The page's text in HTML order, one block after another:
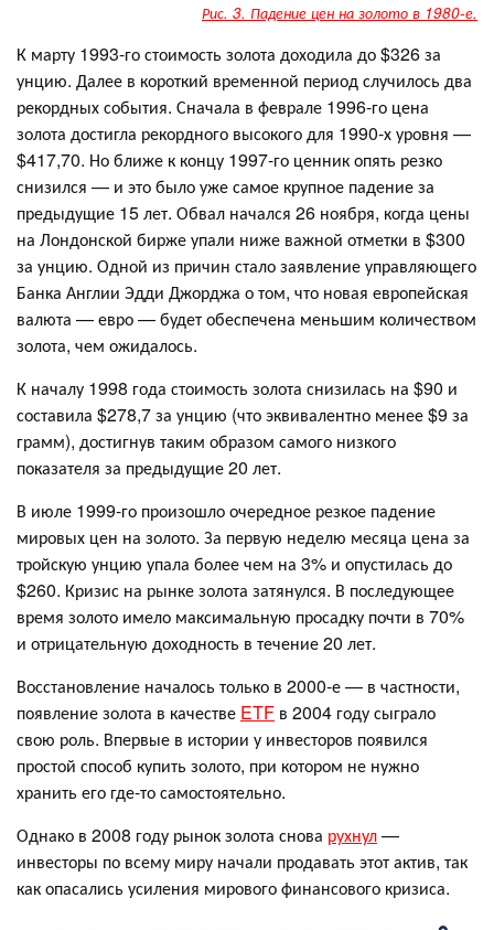
Рис. 3. Падение цен на золото в 1980-е.
К марту 1993-го стоимость золота доходила до $326 за
унцию. Далее в короткий временной период случилось два
рекордных события. Сначала в феврале 1996-го цена
золота достигла рекордного высокого для 1990-х уровня —
$417,70. Но ближе к концу 1997-го ценник опять резко
снизился — и это было уже самое крупное падение за
предыдущие 15 лет. Обвал начался 26 ноября, когда цены
на Лондонской бирже упали ниже важной отметки в $300
за унцию. Одной из причин стало заявление управляющего
Банка Англии Эдди Джорджа о том, что новая европейская
валюта — евро — будет обеспечена меньшим количеством
золота, чем ожидалось.
К началу 1998 года стоимость золота снизилась на $90 и
составила $278,7 за унцию (что эквивалентно менее $9 за
грамм), достигнув таким образом самого низкого
показателя за предыдущие 20 лет.
В июле 1999-го произошло очередное резкое падение
мировых цен на золото. За первую неделю месяца цена за
тройскую унцию упала более чем на 3% и опустилась до
$260. Кризис на рынке золота затянулся. В последующее
время золото имело максимальную просадку почти в 70%
и отрицательную доходность в течение 20 лет.
Восстановление началось только в 2000-е — в частности,
появление золота в качестве ETF в 2004 году сыграло
свою роль. Впервые в истории у инвесторов появился
простой способ купить золото, при котором не нужно
хранить его где-то самостоятельно.
Однако в 2008 году рынок золота снова рухнул—
инвесторы по всему миру начали продавать этот актив, так
как опасались усиления мирового финансового кризиса.